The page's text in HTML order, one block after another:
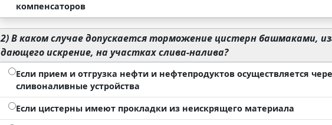
компенсаторов
2)В каком случае допускается торможение цистерн башмаками,
дающего искрение, на участках слива-налива?
Если прием и отгрузка нефти и нефтепродуктов осуществляется
сливоналивные устройства
Если цистерны имеют прокладки из неискрящего материала